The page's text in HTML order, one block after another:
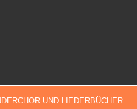
UND LIEDERBÜCHER